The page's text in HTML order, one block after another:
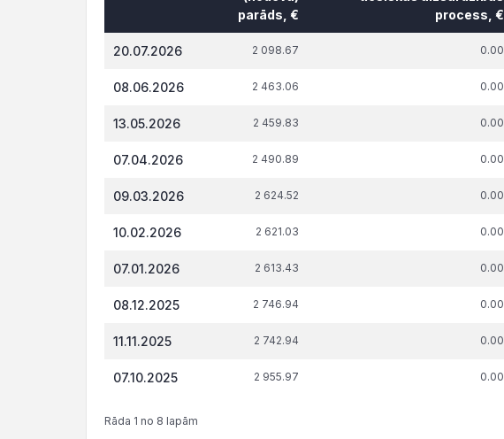
parāds, €
process, €
nodokļu
parāds, €
tiesiskās aizsardzības
20.07.2026 2 098.67 0.00
08.06.2026 2 463.06 0.00
13.05.2026 2 459.83 0.00
07.04.2026 2 490.89 0.00
09.03.2026 2 624.52 0.00
10.02.2026 2 621.03 0.00
07.01.2026 2 613.43 0.00
08.12.2025 2 746.94 0.00
11.11.2025 2 742.94 0.00
07.10.2025 2 955.97 0.00
Rāda 1 no 8 lapām